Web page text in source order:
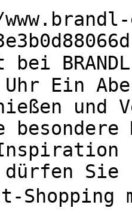
bei
Uhr Ein
und
besondere
dürfen